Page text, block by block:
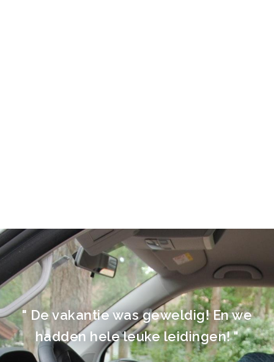
" De vakantie was geweldig! En we
hadden hele leuke leidingen! "